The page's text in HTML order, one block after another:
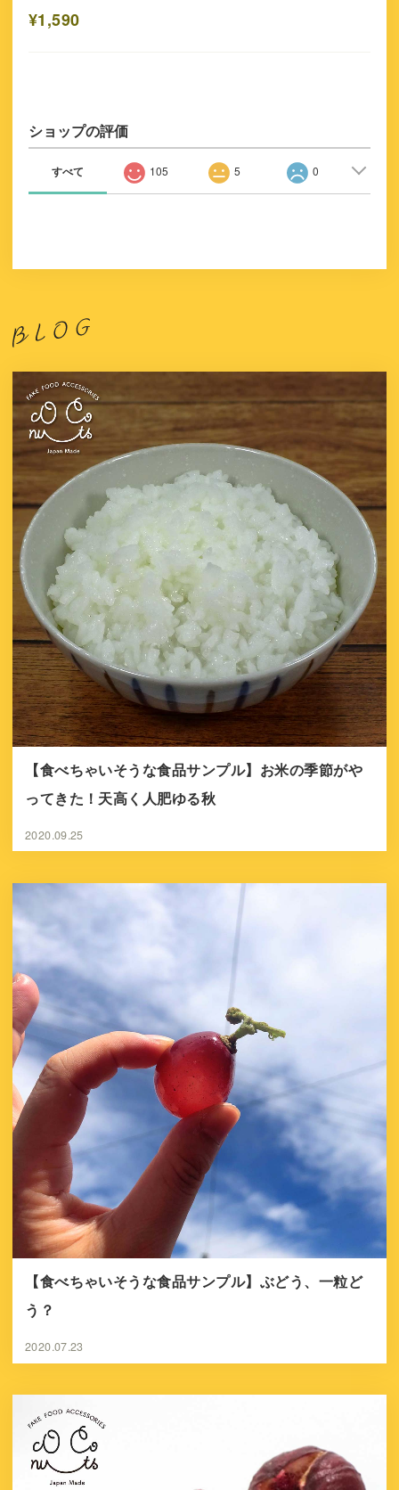
¥1,590
ショップの評価
すべて 105 5 0
【食べちゃいそうな食品サンプル】お米の季節がや
ってきた！天高く人肥ゆる秋
2020.09.25
【食べちゃいそうな食品サンプル】ぶどう、一粒ど
う？
2020.07.23